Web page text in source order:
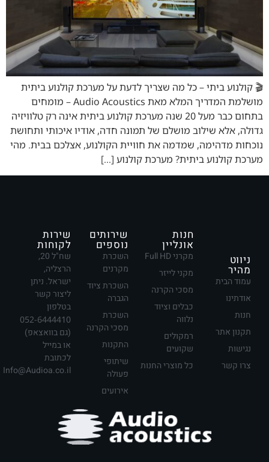
🎬 קולנוע ביתי – כל מה שצריך לדעת על מערכת קולנוע ביתית
מושלמת המדריך המלא מאת Audio Acoustics – מומחים
בתחום כבר מעל 20 שנה מערכת קולנוע ביתית אינה רק טלוויזיה
גדולה, אלא שילוב מושלם של תמונה חדה, אודיו איכותי ותחושת
נוכחות מדהימה, שמדמה את חוויית הקולנוע, אצלכם בבית. מהי
מערכת קולנוע ביתית? מערכת קולנוע […]
ניווט
מהיר
עמוד הבית
אודתינו
חנות
תקנון אתר
נגישות
צרו קשר
חנות
אונליין
מקרני Full HD
מקני לייזר
מסכי הקרנה
כבלים וציוד
נלווה
רמקולים
שקועים
כל מוצרי החנות
שירותים
נוספים
השכרת
מקרנים
השכרת ציוד
הגברה
השכרת
מסכי הקרנה
התקנות
שיתופי
פעולה
אירועים
שירות
לקוחות
שח"ל 20,
הרצליה,
ישראל. ניתן
ליצור קשר
בטלפון
052-6444410
(גם בוואצאפ)
או במייל
לכתובת
Info@Audioa.co.il